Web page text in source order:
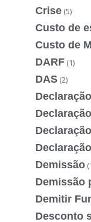
Crise (5)
Custo de
Custo de
DARF (1)
DAS (2)
Demissão
Demissão
Demitir
Desconto